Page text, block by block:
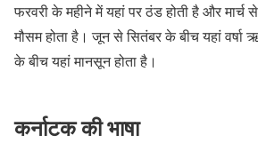
फरवरी के महीने में यहां पर ठंड होती है और मार्च
मौसम होता है। जून से सितंबर के बीच यहां
के बीच यहां मानसून होता है।
कर्नाटक की भाषा